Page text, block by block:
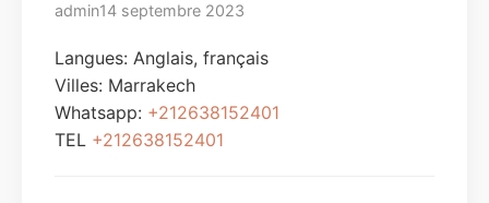
admin14 septembre 2023
Langues: Anglais, français
Villes: Marrakech
Whatsapp: +212638152401
TEL +212638152401